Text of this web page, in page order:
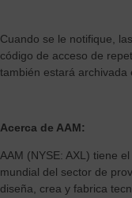
Cuando se le notifique,
código de acceso de
también estará archivada
Acerca de AAM:
AAM (NYSE: AXL) tiene
mundial del sector de
diseña, crea y fabrica